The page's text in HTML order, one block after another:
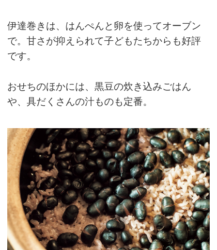
伊達巻きは、はんぺんと卵を使ってオーブン
で。甘さが抑えられて子どもたちからも好評
です。
おせちのほかには、黒豆の炊き込みごはん
や、具だくさんの汁ものも定番。